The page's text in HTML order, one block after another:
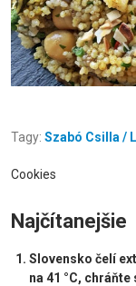
Tagy: Szabó Csilla /
Cookies
Najčítanejšie
Slovensko čelí
na 41 °C,